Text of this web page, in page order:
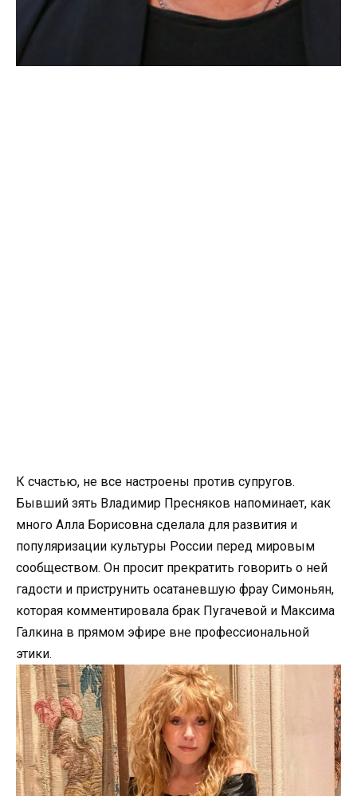
К счастью, не все настроены против супругов.
Бывший зять Владимир Пресняков напоминает, как
много Алла Борисовна сделала для развития и
популяризации культуры России перед мировым
сообществом. Он просит прекратить говорить о ней
гадости и приструнить осатаневшую фрау Симоньян,
которая комментировала брак Пугачевой и Максима
Галкина в прямом эфире вне профессиональной
этики.